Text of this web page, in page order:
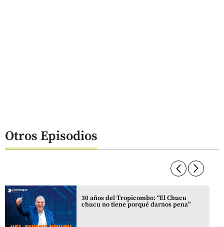
Otros Episodios
arrow_forward_ios
30 años del Tropicombo: “El Chucu
chucu no tiene porqué darnos pena”
arrow_forward_ios